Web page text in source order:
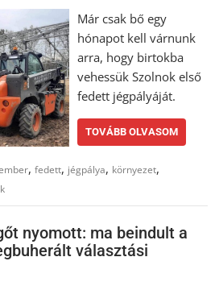
Már csak bő egy
hónapot kell várnunk
arra, hogy birtokba
vehessük Szolnok első
fedett jégpályáját.
TOVÁBB OLVASOM
,fedett, jégpálya, környezet,
nyomott: ma beindult a
választási